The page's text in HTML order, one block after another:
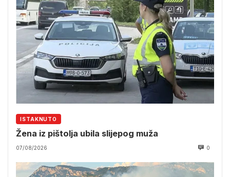
ISTAKNUTO
Žena iz pištolja ubila slijepog muža
07/08/2026 0